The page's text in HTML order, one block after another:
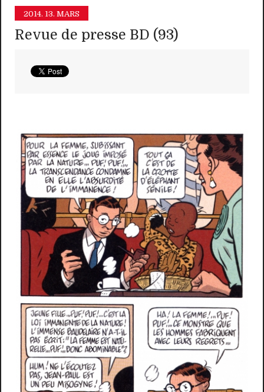
2014. 13. MARS
Revue de presse BD (93)